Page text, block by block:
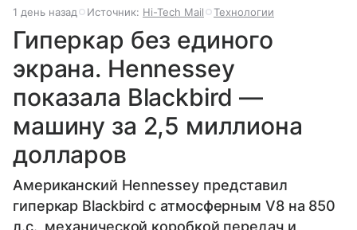
1 день назад Источник: Hi-Tech Mail Технологии
Гиперкар без единого
экрана. Hennessey
показала Blackbird —
машину за 2,5 миллиона
долларов
Американский Hennessey представил
гиперкар Blackbird с атмосферным V8 на 850
л.с., механической коробкой передач и